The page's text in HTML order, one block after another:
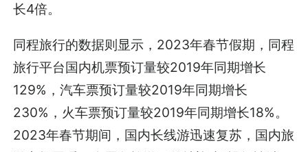
长4倍。
同程旅行的数据则显示，2023年春节假期，同程
旅行平台国内机票预订量较2019年同期增长
129%，汽车票预订量较2019年同期增长
230%，火车票预订量较2019年同期增长18%。
2023年春节期间，国内长线游迅速复苏，国内旅